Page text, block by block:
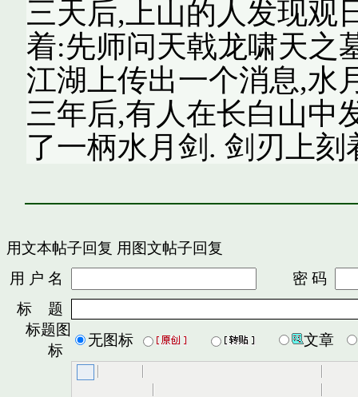
三天后,上山的人发现观
着:先师问天戟龙啸天之
江湖上传出一个消息,水
三年后,有人在长白山中
了一柄水月剑. 剑刃上
用文本帖子回复 用图文帖子回复
用 户 名
密 码
标 题
标题图
标
无图标 文章